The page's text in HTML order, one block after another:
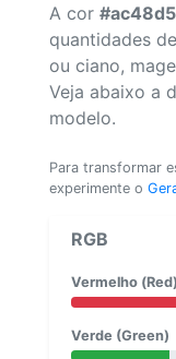
A cor #ac48d5
quantidades
ou ciano,
Veja abaixo a
modelo.
Para transformar
experimente o
RGB
Vermelho (Red)
Verde (Green)